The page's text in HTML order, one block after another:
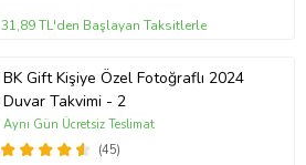
31,89 TL'den Başlayan Taksitlerle
BK Gift Kişiye Özel Fotoğraflı 2024
Duvar Takvimi - 2
(45)
Aynı Gün Ücretsiz Teslimat